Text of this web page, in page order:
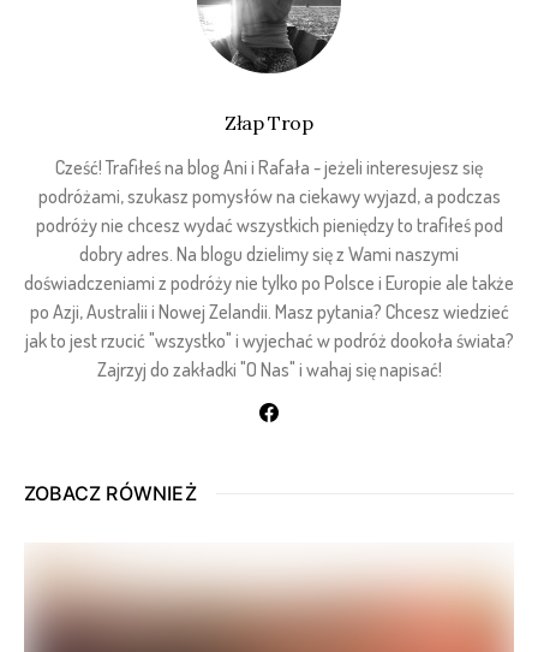
Złap Trop
Cześć! Trafiłeś na blog Ani i Rafała - jeżeli interesujesz się
podróżami, szukasz pomysłów na ciekawy wyjazd, a podczas
podróży nie chcesz wydać wszystkich pieniędzy to trafiłeś pod
dobry adres. Na blogu dzielimy się z Wami naszymi
doświadczeniami z podróży nie tylko po Polsce i Europie ale także
po Azji, Australii i Nowej Zelandii. Masz pytania? Chcesz wiedzieć
jak to jest rzucić "wszystko" i wyjechać w podróż dookoła świata?
Zajrzyj do zakładki "O Nas" i wahaj się napisać!
ZOBACZ RÓWNIEŻ